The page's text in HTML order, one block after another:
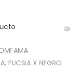
FUCSIA X NEGRO